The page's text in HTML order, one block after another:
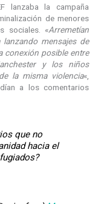
lanzaba la campaña
de menores
sociales. «Arremetían
mensajes de
conexión posible entre
y los niños
la misma violencia«,
a los comentarios
que no
hacia el